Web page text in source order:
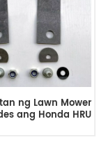
ng Lawn Mower
ang Honda HRU